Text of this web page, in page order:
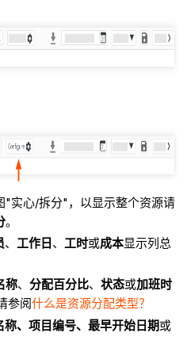
"实心/拆分"，以显示整个资源请
。
、 工作日 、 工时或成本显示列总
称、 分配百分比、 状态或加班时
参阅什么是资源分配类型？
称、项目编号、最早开始日期或